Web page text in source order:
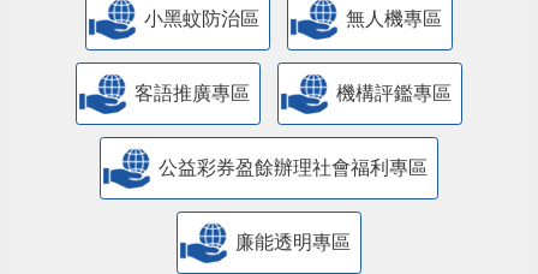
小黑蚊防治區 無人機專區
客語推廣專區 機構評鑑專區
公益彩券盈餘辦理社會福利專區
廉能透明專區